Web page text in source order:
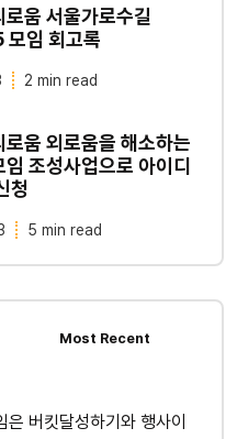
로움 서울가로수길
임 회고록
2 min read
로움 외로움을 해소하는
조성사업으로 아이디
청
5 min read
Most Recent
버킷달성하기와 행사이